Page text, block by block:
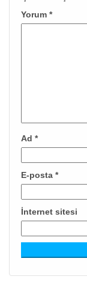
Yorum *
Ad *
E-posta *
İnternet sitesi